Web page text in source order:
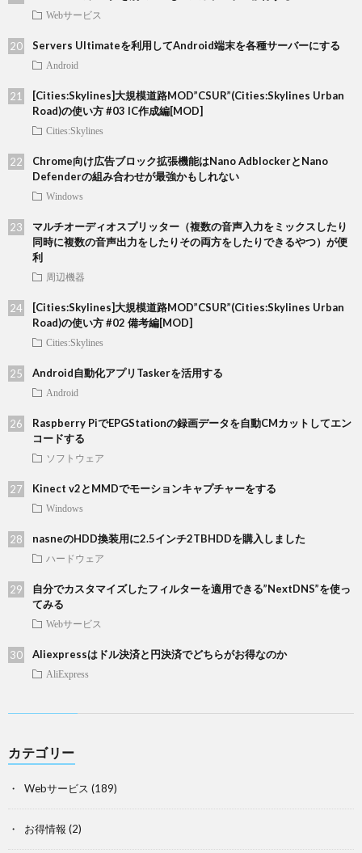
Webサービス
Servers Ultimateを利用してAndroid端末を各種サーバーにする
Android
[Cities:Skylines]大規模道路MOD”CSUR”(Cities:Skylines Urban
Road)の使い方 #03 IC作成編[MOD]
Cities:Skylines
Chrome向け広告ブロック拡張機能はNano AdblockerとNano
Defenderの組み合わせが最強かもしれない
Windows
マルチオーディオスプリッター（複数の音声入力をミックスしたり
同時に複数の音声出力をしたりその両方をしたりできるやつ）が便
利
周辺機器
[Cities:Skylines]大規模道路MOD”CSUR”(Cities:Skylines Urban
Road)の使い方 #02 備考編[MOD]
Cities:Skylines
Android自動化アプリTaskerを活用する
Android
Raspberry PiでEPGStationの録画データを自動CMカットしてエン
コードする
ソフトウェア
Kinect v2とMMDでモーションキャプチャーをする
Windows
nasneのHDD換装用に2.5インチ2TBHDDを購入しました
ハードウェア
自分でカスタマイズしたフィルターを適用できる”NextDNS”を使っ
てみる
Webサービス
Aliexpressはドル決済と円決済でどちらがお得なのか
AliExpress
カテゴリー
Webサービス (189)
お得情報 (2)